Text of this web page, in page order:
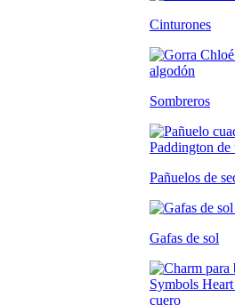
Cinturones
Sombreros
Pañuelos de
Gafas de sol